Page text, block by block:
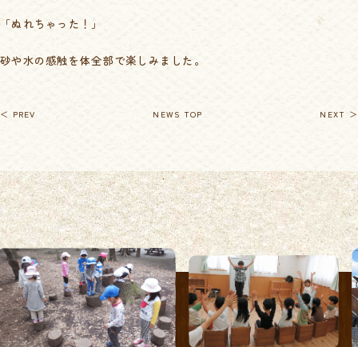
「ぬれちゃった！」
砂や水の感触を体全部で楽しみました。
＜ PREV NEWS TOP NEXT ＞